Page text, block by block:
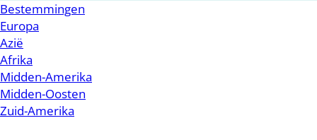
Bestemmingen
Europa
Azië
Afrika
Midden-Amerika
Midden-Oosten
Zuid-Amerika